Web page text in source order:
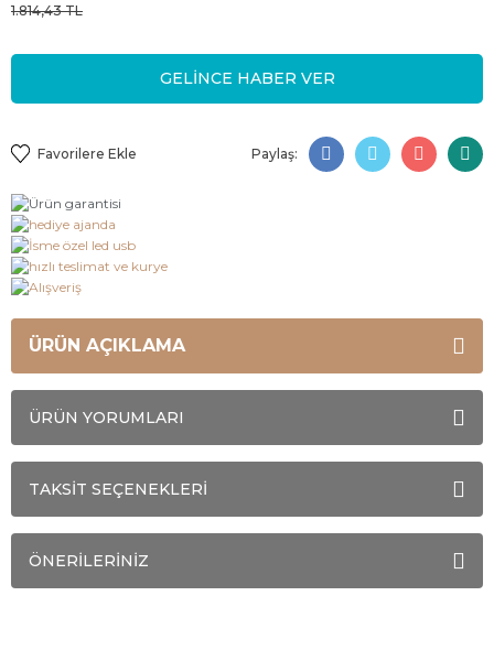
1.814,43 TL
GELİNCE HABER VER
Paylaş:
ÜRÜN AÇIKLAMA
ÜRÜN YORUMLARI
TAKSİT SEÇENEKLERİ
ÖNERİLERİNİZ